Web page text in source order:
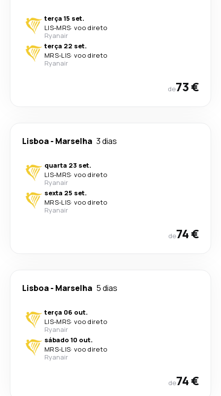
terça 15 set.
LIS-MRS· voo direto
Ryanair
terça 22 set.
MRS-LIS· voo direto
Ryanair
de73 €
Lisboa- Marselha 3 dias
quarta 23 set.
LIS-MRS· voo direto
Ryanair
sexta 25 set.
MRS-LIS· voo direto
Ryanair
de74 €
Lisboa- Marselha 5 dias
terça 06 out.
LIS-MRS· voo direto
Ryanair
sábado 10 out.
MRS-LIS· voo direto
Ryanair
de74 €